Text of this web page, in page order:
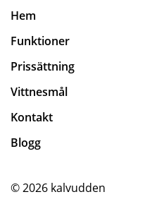
Hem
Funktioner
Prissättning
Vittnesmål
Kontakt
Blogg
© 2026 kalvudden